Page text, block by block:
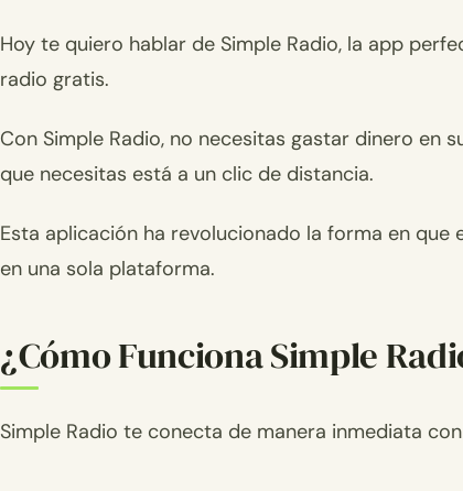
Hoy te quiero hablar de Simple Radio, la app
radio gratis.
Con Simple Radio, no necesitas gastar dinero
que necesitas está a un clic de distancia.
Esta aplicación ha revolucionado la forma en
en una sola plataforma.
¿Cómo Funciona Simple
Simple Radio te conecta de manera inmediata